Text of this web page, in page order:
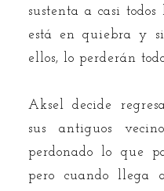
sustenta a casi
está en quiebra y
ellos, lo perderán
Aksel decide
sus antiguos
perdonado lo que
pero cuando